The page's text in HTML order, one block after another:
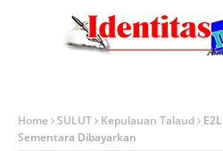
Home SULUT Kepulauan Talaud
Sementara Dibayarkan